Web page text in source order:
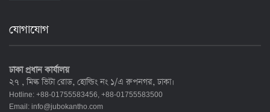
যোগাযোগ
ঢাকা প্রধান কার্যালয়
২৭ , মিল্ক ভিটা রোড, হোল্ডিং নং ১/এ রুপনগর, ঢাকা।
Hotline: +88-01755583456, +88-01755583500
Email: info@jubokantho.com